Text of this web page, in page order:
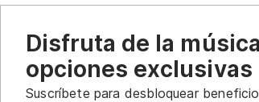
Disfruta de la
opciones exclusivas
Suscríbete para desbloquear